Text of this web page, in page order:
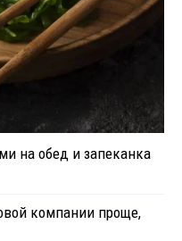
на обед и запеканка
компании проще,